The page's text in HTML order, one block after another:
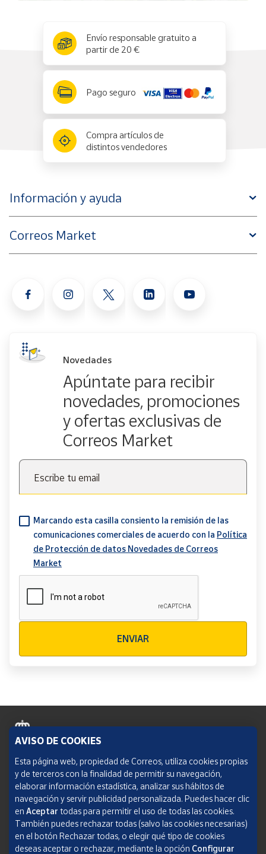
Envío responsable gratuito a
partir de 20 €
Pago seguro
Compra artículos de
distintos vendedores
Información y ayuda
Correos Market
Novedades
Apúntate para recibir
novedades, promociones
y ofertas exclusivas de
Correos Market
Escribe tu email
Marcando esta casilla consiento la remisión de las
comunicaciones comerciales de acuerdo con la Política
de Protección de datos Novedades de Correos
Market
ENVIAR
Política de cookies
Aviso legal
Condiciones del servicio
Política de Privacidad Web
AVISO DE COOKIES
Esta página web, propiedad de Correos, utiliza cookies propias
y de terceros con la finalidad de permitir su navegación,
elaborar información estadística, analizar sus hábitos de
navegación y servir publicidad personalizada. Puedes hacer clic
en Aceptar todas para permitir el uso de todas las cookies.
También puedes rechazar todas (salvo las cookies necesarias)
en el botón Rechazar todas, o elegir qué tipo de cookies
deseas aceptar o rechazar, mediante la opción Configurar